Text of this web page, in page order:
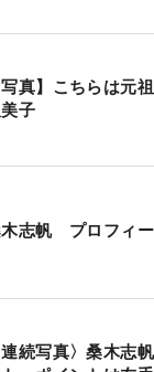
写真】こちらは元
子
志帆 プロフィ
連続写真〉桑木志